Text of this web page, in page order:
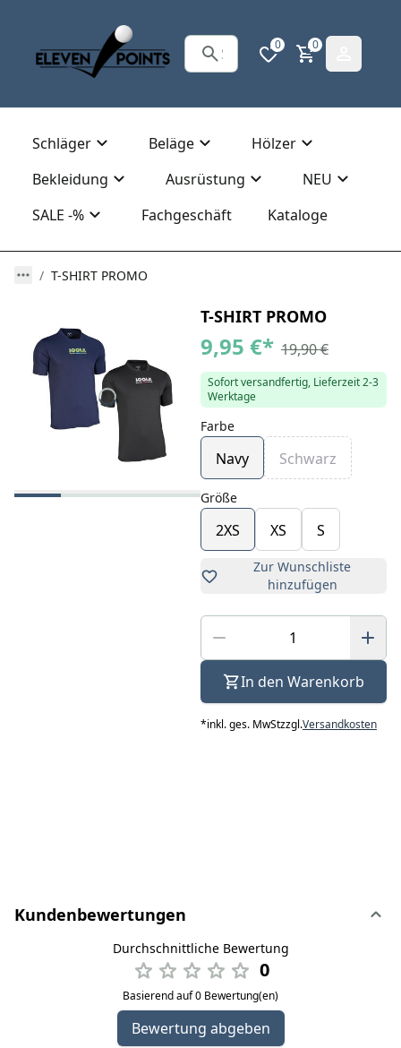
0 0
Schläger Beläge
Hölzer
Bekleidung
Ausrüstung
NEU
SALE -%
Fachgeschäft Kataloge
T-SHIRT PROMO
T-SHIRT PROMO
9,95 €* 19,90 €
Sofort versandfertig, Lieferzeit 2-3
Werktage
Farbe
Navy Schwarz
Größe
2XS XS S
Zur Wunschliste
hinzufügen
In den Warenkorb
*inkl. ges. MwStzzgl.Versandkosten
Kundenbewertungen
Durchschnittliche Bewertung
0
Basierend auf 0 Bewertung(en)
Bewertung abgeben